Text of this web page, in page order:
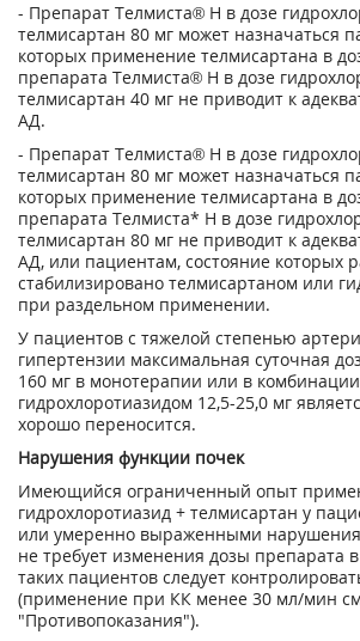
- Препарат Телмиста® Н в дозе
телмисартан 80 мг может назначаться
которых применение телмисартана в
препарата Телмиста® Н в дозе
телмисартан 40 мг не приводит к
АД.
- Препарат Телмиста® Н в дозе
телмисартан 80 мг может назначаться
которых применение телмисартана в
препарата Телмиста* Н в дозе
телмисартан 80 мг не приводит к
АД, или пациентам, состояние которых
стабилизировано телмисартаном или
при раздельном применении.
У пациентов с тяжелой степенью
гипертензии максимальная суточная
160 мг в монотерапии или в
гидрохлоротиазидом 12,5-25,0 мг
хорошо переносится.
Нарушения функции почек
Имеющийся ограниченный опыт
гидрохлоротиазид + телмисартан у
или умеренно выраженными
не требует изменения дозы препарата
таких пациентов следует
(применение при КК менее 30 мл/мин
"Противопоказания").